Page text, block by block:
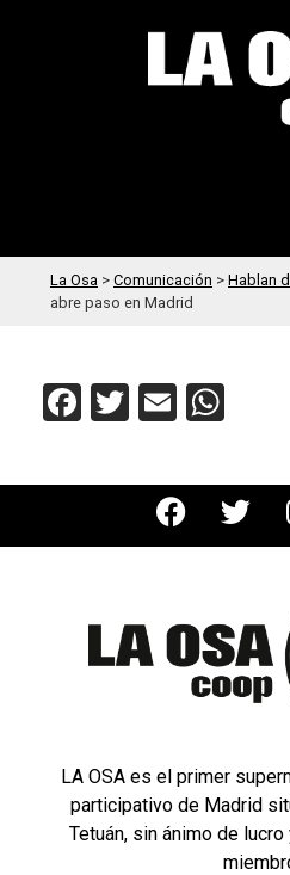
La Osa > Comunicación > Hablan
abre paso en Madrid
Facebook
Twitter
Email
LA OSA es el primer
participativo de Madrid
Tetuán, sin ánimo de